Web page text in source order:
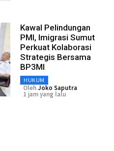
Kawal Pelindungan
PMI, Imigrasi Sumut
Perkuat Kolaborasi
Strategis Bersama
BP3MI
HUKUM
OlehJoko Saputra
1 jam yang lalu